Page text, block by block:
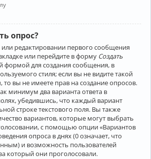
опрос?
редактировании первого сообщения
или перейдите в форму Создать
формой для создания сообщения, в
стиля; если вы не видите такой
вы не имеете прав на создание опросов.
минимум два варианта ответа в
убедившись, что каждый вариант
строке текстового поля. Вы также
вариантов, которые могут выбрать
с помощью опции «Вариантов
опроса в днях (0 означает, что
и возможность пользователей
который они проголосовали.